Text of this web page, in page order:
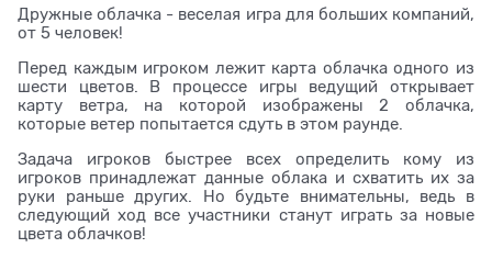
Дружные облачка - веселая игра для больших компаний,
от 5 человек!
Перед каждым игроком лежит карта облачка одного из
шести цветов. В процессе игры ведущий открывает
карту ветра, на которой изображены 2 облачка,
которые ветер попытается сдуть в этом раунде.
Задача игроков быстрее всех определить кому из
игроков принадлежат данные облака и схватить их за
руки раньше других. Но будьте внимательны, ведь в
следующий ход все участники станут играть за новые
цвета облачков!